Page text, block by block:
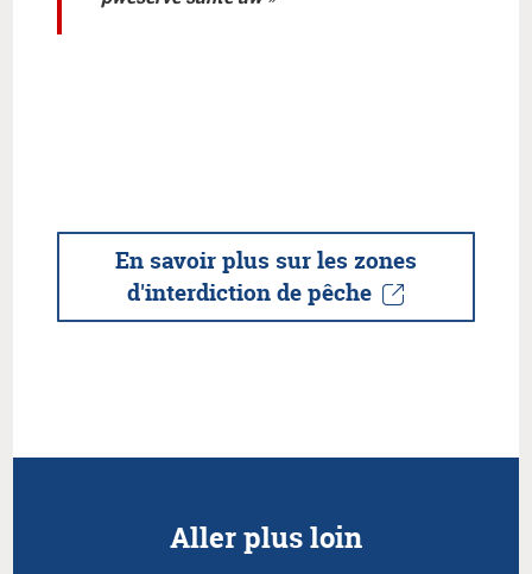
En savoir plus sur les zones
d'interdiction de pêche
Aller plus loin